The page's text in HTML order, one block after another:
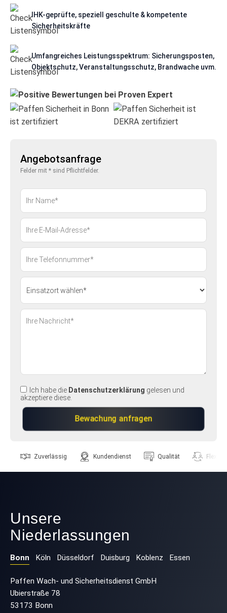
IHK-geprüfte, speziell geschulte & kompetente
Sicherheitskräfte
Umfangreiches Leistungsspektrum: Sicherungsposten,
Objektschutz, Veranstaltungsschutz, Brandwache uvm.
Angebotsanfrage
Felder mit * sind Pflichtfelder.
Ich habe die Datenschutzerklärung gelesen und
akzeptiere diese.
Zuverlässig Kundendienst Qualität
Unsere
Niederlassungen
Bonn Köln Düsseldorf Duisburg Koblenz Essen
Paffen Wach- und Sicherheitsdienst GmbH
Ubierstraße 78
53173 Bonn